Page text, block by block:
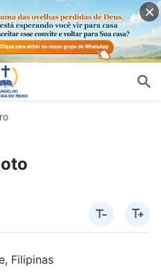
Filipinas